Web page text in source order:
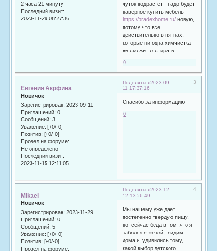
2 часа 21 минуту
Последний визит:
2023-11-29 08:27:36
чуток подрастет - надо будет
наверное купить мебель
https://bradexhome.ru/ новую,
потому что все
действительно в пятнах,
которые ни одна химчистка
не сможет отстирать.
0
Поделиться 3
2023-09-
11 17:37:16
Евгения Акрфина
Новичок
Зарегистрирован: 2023-09-11
Приглашений: 0
Сообщений: 3
Уважение: [+0/-0]
Позитив: [+0/-0]
Провел на форуме:
Не определено
Последний визит:
2023-11-15 12:11:05
Спасибо за информацию
0
Поделиться 4
2023-12-
12 13:26:49
Mikael
Новичок
Зарегистрирован: 2023-11-29
Приглашений: 0
Сообщений: 5
Уважение: [+0/-0]
Позитив: [+0/-0]
Провел на форуме:
Мы нашему уже дает
постепенно твердую пищу,
но сейчас беда в том ,что я
заболел с женой, сидим
дома и, удивились тому,
какой выбор детского